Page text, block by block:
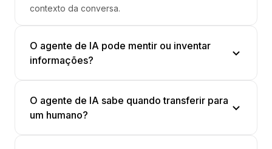
contexto da conversa.
O agente de IA pode mentir ou inventar
informações?
incorretas (o fenômeno é chamado de 'alucinação').
Por isso, agentes bem configurados como o da Parli
O agente de IA sabe quando transferir para
um humano?